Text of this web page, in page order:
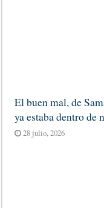
El buen mal, de
ya estaba dentro de
28 julio, 2026